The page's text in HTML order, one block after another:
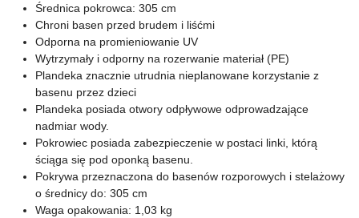
Średnica pokrowca: 305 cm
Chroni basen przed brudem i liśćmi
Odporna na promieniowanie UV
Wytrzymały i odporny na rozerwanie materiał (PE)
Plandeka znacznie utrudnia nieplanowane korzystanie z
basenu przez dzieci
Plandeka posiada otwory odpływowe odprowadzające
nadmiar wody.
Pokrowiec posiada zabezpieczenie w postaci linki, którą
ściąga się pod oponką basenu.
Pokrywa przeznaczona do basenów rozporowych i stelażowy
o średnicy do: 305 cm
Waga opakowania: 1,03 kg